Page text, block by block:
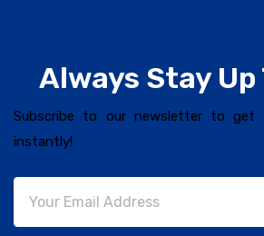
Always Stay Up
Subscribe to our newsletter to get
instantly!